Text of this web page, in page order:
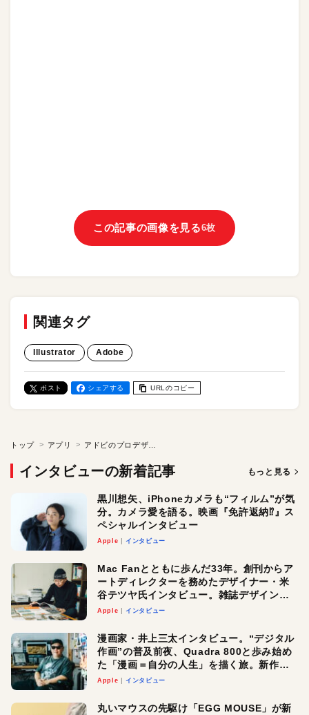
この記事の画像を見る6枚
関連タグ
Illustrator Adobe
ポスト シェアする URLのコピー
トップ アプリ
インタビューの新着記事 もっと見る
黒川想矢、iPhoneカメラも“フィルム”が気
分。カメラ愛を語る。映画『免許返納⁉︎』ス
ペシャルインタビュー
Apple インタビュー
Mac Fanとともに歩んだ33年。創刊からア
ートディレクターを務めたデザイナー・米
谷テツヤ氏インタビュー。雑誌デザインの
真髄と今後
Apple インタビュー
漫画家・井上三太インタビュー。“デジタル
作画”の普及前夜、Quadra 800と歩み始め
た「漫画＝自分の人生」を描く旅。新作
『惨家』に込めた想い
Apple インタビュー
丸いマウスの先駆け「EGG MOUSE」が新